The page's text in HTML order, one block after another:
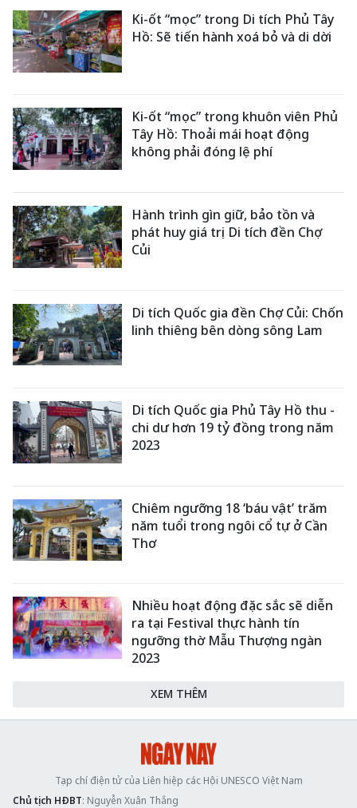
Ki-ốt “mọc” trong Di tích Phủ Tây
Hồ: Sẽ tiến hành xoá bỏ và di dời
Ki-ốt “mọc” trong khuôn viên Phủ
Tây Hồ: Thoải mái hoạt động
không phải đóng lệ phí
Hành trình gìn giữ, bảo tồn và
phát huy giá trị Di tích đền Chợ
Củi
Di tích Quốc gia đền Chợ Củi: Chốn
linh thiêng bên dòng sông Lam
Di tích Quốc gia Phủ Tây Hồ thu -
chi dư hơn 19 tỷ đồng trong năm
2023
Chiêm ngưỡng 18 ‘báu vật’ trăm
năm tuổi trong ngôi cổ tự ở Cần
Thơ
Nhiều hoạt động đặc sắc sẽ diễn
ra tại Festival thực hành tín
ngưỡng thờ Mẫu Thượng ngàn
2023
XEM THÊM
Tạp chí điện tử của Liên hiệp các Hội UNESCO Việt Nam
Chủ tịch HĐBT: Nguyễn Xuân Thắng